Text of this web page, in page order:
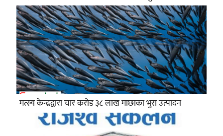
मत्स्य केन्द्रद्वारा चार करोड ३८ लाख माछाका भुरा उत्पादन